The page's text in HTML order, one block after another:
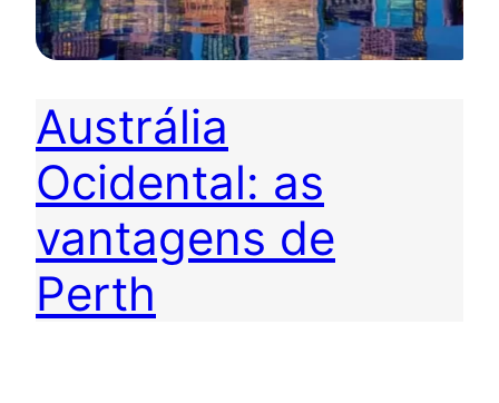
Austrália
Ocidental: as
vantagens de
Perth